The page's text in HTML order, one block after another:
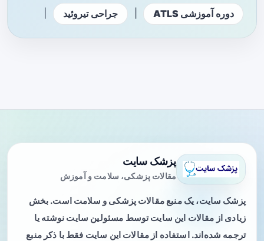
دوره آموزشی ATLS جراحی تیروئید
پزشک سایت
مقالات پزشکی، سلامت و آموزش
پزشک سایت، یک منبع مقالات پزشکی و سلامت است. بخش
زیادی از مقالات این سایت توسط مسئولین سایت نوشته یا
ترجمه شده‌اند. استفاده از مقالات این سایت فقط با ذکر منبع